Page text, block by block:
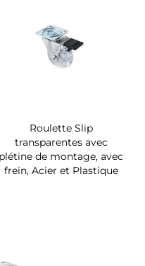
Roulette Slip
transparentes avec
plétine de montage, avec
frein, Acier et Plastique